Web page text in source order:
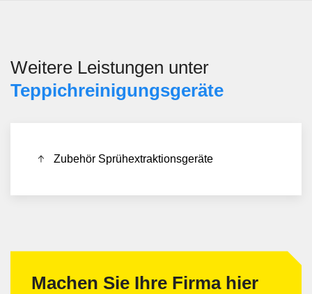
Weitere Leistungen unter
Teppichreinigungsgeräte
Zubehör Sprühextraktionsgeräte
Machen Sie Ihre Firma hier